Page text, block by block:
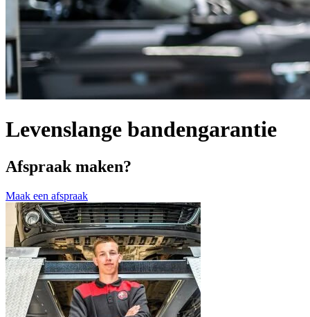
Levenslange bandengarantie
Afspraak maken?
Maak een afspraak